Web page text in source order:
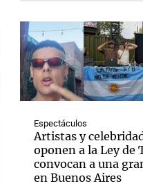
Espectáculos
Artistas y
oponen a la Ley de
convocan a una
en Buenos Aires